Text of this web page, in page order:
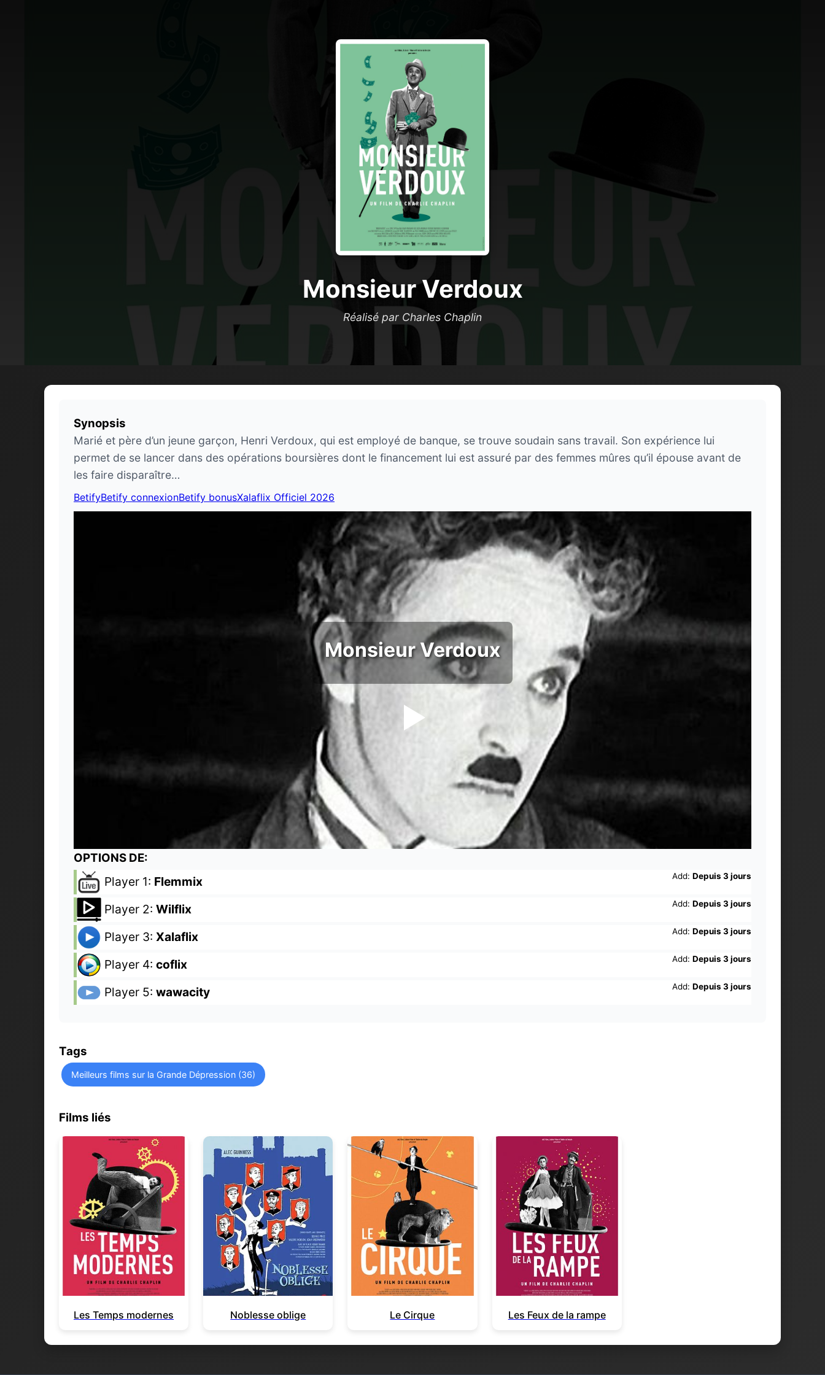
Monsieur Verdoux
Réalisé par Charles Chaplin
Synopsis
Marié et père d’un jeune garçon, Henri Verdoux, qui est employé de banque, se trouve soudain sans travail. Son expérience lui
permet de se lancer dans des opérations boursières dont le financement lui est assuré par des femmes mûres qu’il épouse avant de
les faire disparaître…
BetifyBetify connexionBetify bonusXalaflix Officiel 2026
Monsieur Verdoux
OPTIONS DE:
Player 1: Flemmix Add: Depuis 3 jours
Player 2: Wilflix Add: Depuis 3 jours
Player 3: Xalaflix Add: Depuis 3 jours
Player 4: coflix Add: Depuis 3 jours
Player 5: wawacity Add: Depuis 3 jours
Tags
Meilleurs films sur la Grande Dépression (36)
Films liés
Les Temps modernes Noblesse oblige Le Cirque Les Feux de la rampe